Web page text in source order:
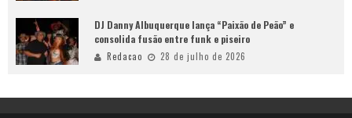
DJ Danny Albuquerque lança “Paixão de Peão” e
consolida fusão entre funk e piseiro
Redacao 28 de julho de 2026